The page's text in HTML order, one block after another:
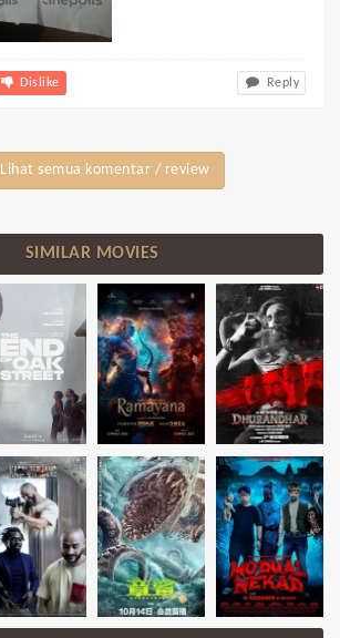
Dislike Reply
Lihat semua komentar / review
SIMILAR MOVIES